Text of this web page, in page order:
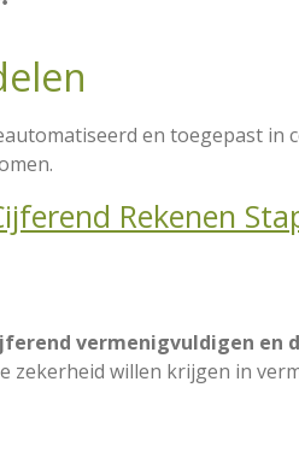
en toegepast in
Rekenen
vermenigvuldigen en
zekerheid willen krijgen in